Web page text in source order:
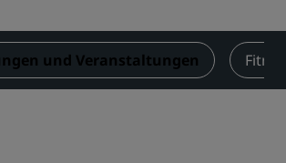
und Veranstaltungen